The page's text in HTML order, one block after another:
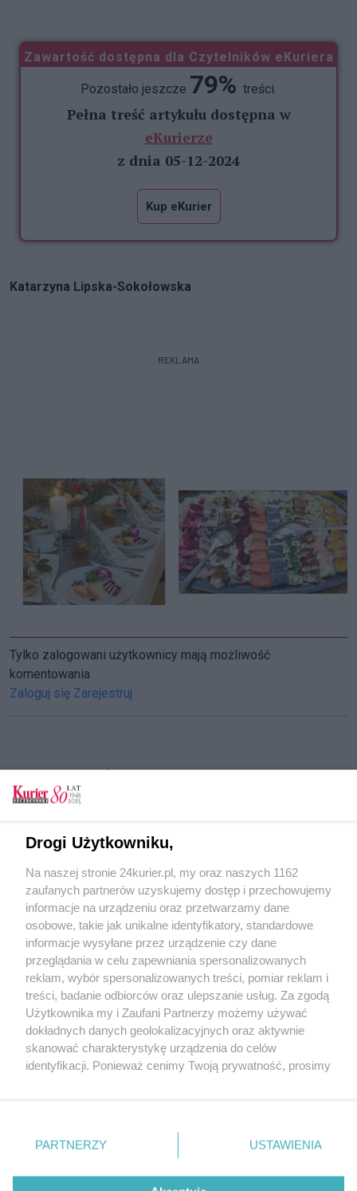
Zawartość dostępna dla Czytelników eKuriera
Pozostało jeszcze 79% treści.
Pełna treść artykułu dostępna w
eKurierze
z dnia 05-12-2024
Kup eKurier
Katarzyna Lipska-Sokołowska
REKLAMA
Tylko zalogowani użytkownicy mają możliwość
komentowania
Zaloguj się Zarejestruj
CZYTAJ TAKŻE
Ugotują, upieką, a nawet dowiozą. Pomogą na
Oszukują na mielonych!
Wieszczyli: w gastronomii nie będzie czego
ratować. Szansa na przetrwanie
POGODA
18℃
Zobacz prognozę na 3 dni
Copyright © 2022 Kurier Szczeciński sp. z o.o.
Wszelkie prawa zastrzeżone
Nota wydawnicza Nota prawna
Drogi Użytkowniku,
Na naszej stronie 24kurier.pl, my oraz naszych 1162
zaufanych partnerów uzyskujemy dostęp i przechowujemy
informacje na urządzeniu oraz przetwarzamy dane
osobowe, takie jak unikalne identyfikatory, standardowe
informacje wysyłane przez urządzenie czy dane
przeglądania w celu zapewniania spersonalizowanych
reklam, wybór spersonalizowanych treści, pomiar reklam i
treści, badanie odbiorców oraz ulepszanie usług. Za zgodą
Użytkownika my i Zaufani Partnerzy możemy używać
dokładnych danych geolokalizacyjnych oraz aktywnie
skanować charakterystykę urządzenia do celów
identyfikacji. Ponieważ cenimy Twoją prywatność, prosimy
prywatności znajdujący się w lewym dolnym rogu strony
. Niektóre rodzaje przetwarzania danych nie wymagają
takiemu przetwarzaniu. Preferencje będą miały
PARTNERZY USTAWIENIA